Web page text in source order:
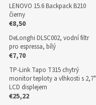
LENOVO 15.6 Backpack B210
čierny
€8,50
DeLonghi DLSC002, vodní filtr
pro espressa, bílý
€7,70
TP-Link Tapo T315 chytrý
monitor teploty a vlhkosti s 2,7"
LCD displejem
€25,22